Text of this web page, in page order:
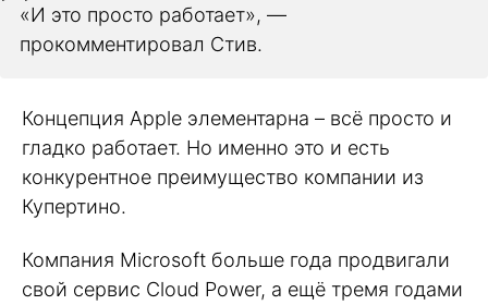
«И это просто работает», —
прокомментировал Стив.
Концепция Apple элементарна – всё просто и
гладко работает. Но именно это и есть
конкурентное преимущество компании из
Купертино.
Компания Microsoft больше года продвигали
свой сервис Cloud Power, а ещё тремя годами